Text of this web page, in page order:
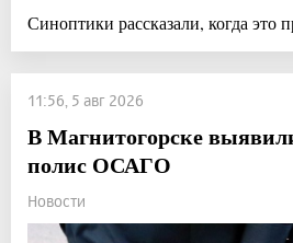
Синоптики рассказали, когда это
11:56, 5 авг 2026
В Магнитогорске
полис ОСАГО
Новости